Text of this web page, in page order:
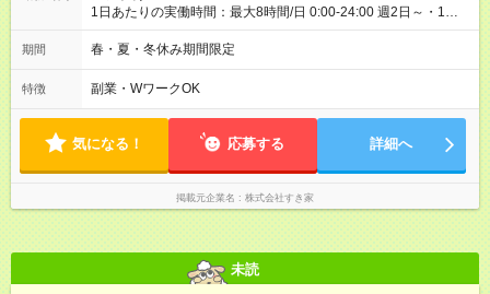
1日あたりの実働時間：最大8時間/日 0:00-24:00 週2日～・1日
2h～OK ＜シフト例＞ 〇朝帯 5:00-9:00 〇昼帯 9:00-14:00 〇午
後帯 14:00-18:00 〇夜帯 18:00-22:00 〇深夜帯 22:00-翌5:00 基
ます♪
期間 春・夏・冬休み期間限定
特徴 副業・WワークOK
気になる！ 応募する 詳細へ
掲載元企業名 株式会社すき家
未読